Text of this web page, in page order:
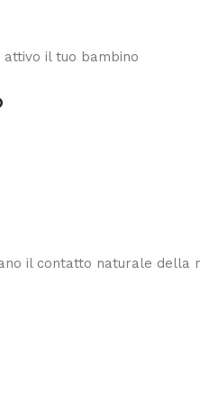
il tuo bambino
il contatto naturale della